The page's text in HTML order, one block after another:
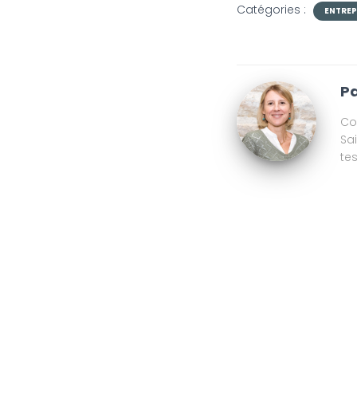
Catégories :